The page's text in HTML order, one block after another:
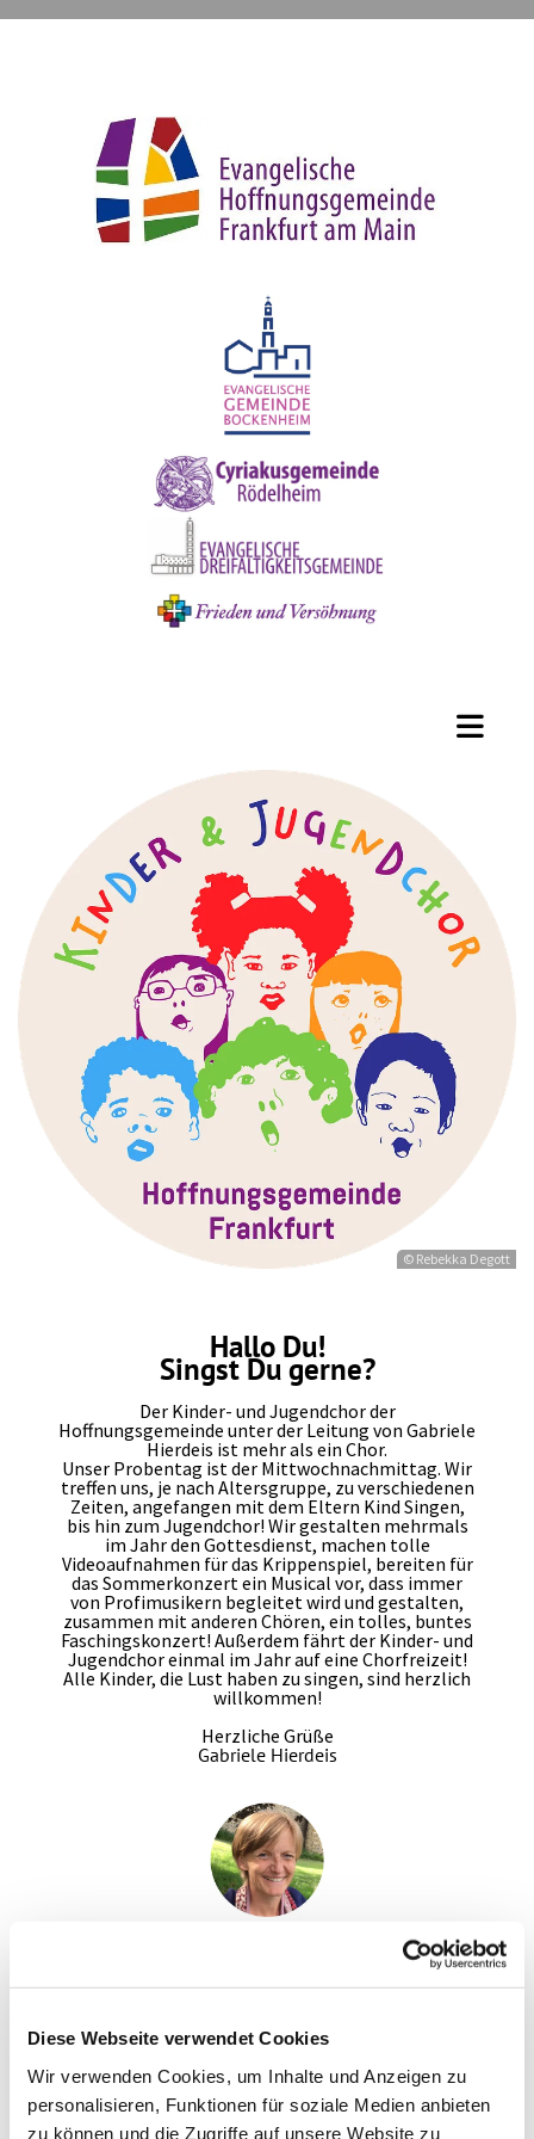
Diese Webseite verwendet Cookies
Wir verwenden Cookies, um Inhalte und Anzeigen zu
personalisieren, Funktionen für soziale Medien anbieten
zu können und die Zugriffe auf unsere Website zu
© Rebekka Degott
Hallo Du!
Singst Du gerne?
Der Kinder- und Jugendchor der
Hoffnungsgemeinde unter der Leitung von Gabriele
Hierdeis ist mehr als ein Chor.
Unser Probentag ist der Mittwochnachmittag. Wir
treffen uns, je nach Altersgruppe, zu verschiedenen
Zeiten, angefangen mit dem Eltern Kind Singen,
bis hin zum Jugendchor! Wir gestalten mehrmals
im Jahr den Gottesdienst, machen tolle
Videoaufnahmen für das Krippenspiel, bereiten für
das Sommerkonzert ein Musical vor, dass immer
von Profimusikern begleitet wird und gestalten,
zusammen mit anderen Chören, ein tolles, buntes
Faschingskonzert! Außerdem fährt der Kinder- und
Jugendchor einmal im Jahr auf eine Chorfreizeit!
Alle Kinder, die Lust haben zu singen, sind herzlich
willkommen!
Herzliche Grüße
Gabriele Hierdeis
Hier geht es zur Anmeldung
Die Proben finden in der Matthäuskirche statt:
Friedrich-Ebert-Anlage 33
Zeiten: immer mittwochs